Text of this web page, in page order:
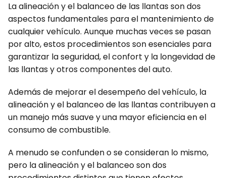
La alineación y el balanceo de las llantas son dos
aspectos fundamentales para el mantenimiento de
cualquier vehículo. Aunque muchas veces se pasan
por alto, estos procedimientos son esenciales para
garantizar la seguridad, el confort y la longevidad de
las llantas y otros componentes del auto.
Además de mejorar el desempeño del vehículo, la
alineación y el balanceo de las llantas contribuyen a
un manejo más suave y una mayor eficiencia en el
consumo de combustible.
A menudo se confunden o se consideran lo mismo,
pero la alineación y el balanceo son dos